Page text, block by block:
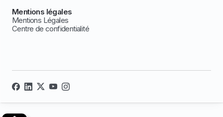
Mentions légales
Mentions Légales
Centre de confidentialité